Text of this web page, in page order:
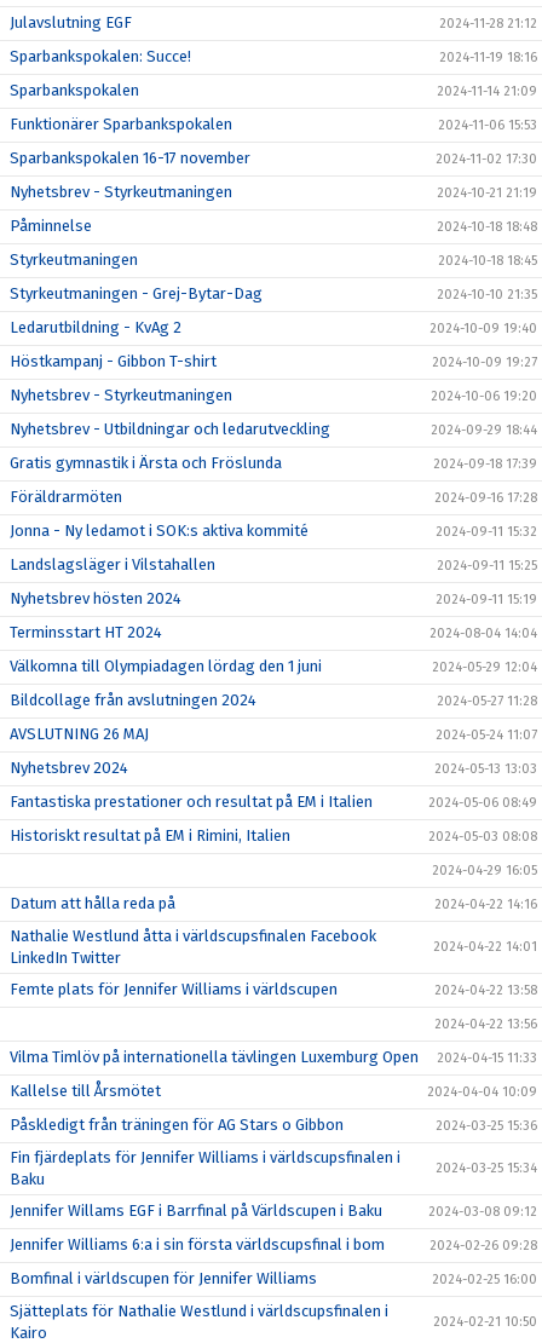
Julavslutning EGF 2024-11-28 21:12
Sparbankspokalen: Succe! 2024-11-19 18:16
Sparbankspokalen 2024-11-14 21:09
Funktionärer Sparbankspokalen 2024-11-06 15:53
Sparbankspokalen 16-17 november 2024-11-02 17:30
Nyhetsbrev - Styrkeutmaningen 2024-10-21 21:19
Påminnelse 2024-10-18 18:48
Styrkeutmaningen 2024-10-18 18:45
Styrkeutmaningen - Grej-Bytar-Dag 2024-10-10 21:35
Ledarutbildning - KvAg 2 2024-10-09 19:40
Höstkampanj - Gibbon T-shirt 2024-10-09 19:27
Nyhetsbrev - Styrkeutmaningen 2024-10-06 19:20
Nyhetsbrev - Utbildningar och ledarutveckling 2024-09-29 18:44
Gratis gymnastik i Ärsta och Fröslunda 2024-09-18 17:39
Föräldrarmöten 2024-09-16 17:28
Jonna - Ny ledamot i SOK:s aktiva kommité 2024-09-11 15:32
Landslagsläger i Vilstahallen 2024-09-11 15:25
Nyhetsbrev hösten 2024 2024-09-11 15:19
Terminsstart HT 2024 2024-08-04 14:04
Välkomna till Olympiadagen lördag den 1 juni 2024-05-29 12:04
Bildcollage från avslutningen 2024 2024-05-27 11:28
AVSLUTNING 26 MAJ 2024-05-24 11:07
Nyhetsbrev 2024 2024-05-13 13:03
Fantastiska prestationer och resultat på EM i Italien 2024-05-06 08:49
Historiskt resultat på EM i Rimini, Italien 2024-05-03 08:08
2024-04-29 16:05
Datum att hålla reda på 2024-04-22 14:16
Nathalie Westlund åtta i världscupsfinalen Facebook
LinkedIn Twitter
2024-04-22 14:01
Femte plats för Jennifer Williams i världscupen 2024-04-22 13:58
2024-04-22 13:56
Vilma Timlöv på internationella tävlingen Luxemburg Open 2024-04-15 11:33
Kallelse till Årsmötet 2024-04-04 10:09
Påskledigt från träningen för AG Stars o Gibbon 2024-03-25 15:36
Fin fjärdeplats för Jennifer Williams i världscupsfinalen i
Baku
2024-03-25 15:34
Jennifer Willams EGF i Barrfinal på Världscupen i Baku 2024-03-08 09:12
Jennifer Williams 6:a i sin första världscupsfinal i bom 2024-02-26 09:28
Bomfinal i världscupen för Jennifer Williams 2024-02-25 16:00
Sjätteplats för Nathalie Westlund i världscupsfinalen i
Kairo
2024-02-21 10:50